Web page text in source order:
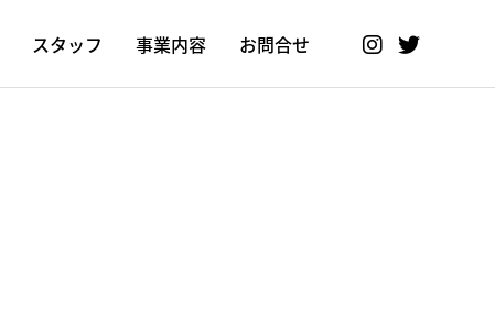
スタッフ 事業内容 お問合せ